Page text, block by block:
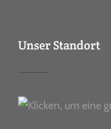
Unser Standort